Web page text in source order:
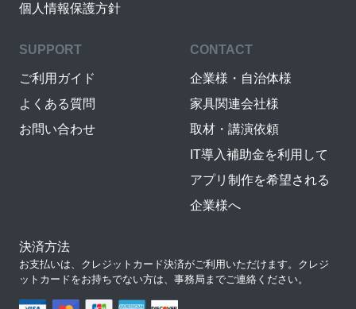
個人情報保護方針
SUPPORT
ご利用ガイド
よくある質問
お問い合わせ
CONTACT
企業様・自治体様
家具関連会社様
取材・講演依頼
IT導入補助金を利用して
アプリ制作を希望される
企業様へ
決済方法
お支払いは、クレジットカード決済がご利用いただけます。クレジ
ットカードをお持ちでない方は、事務局までご連絡ください。